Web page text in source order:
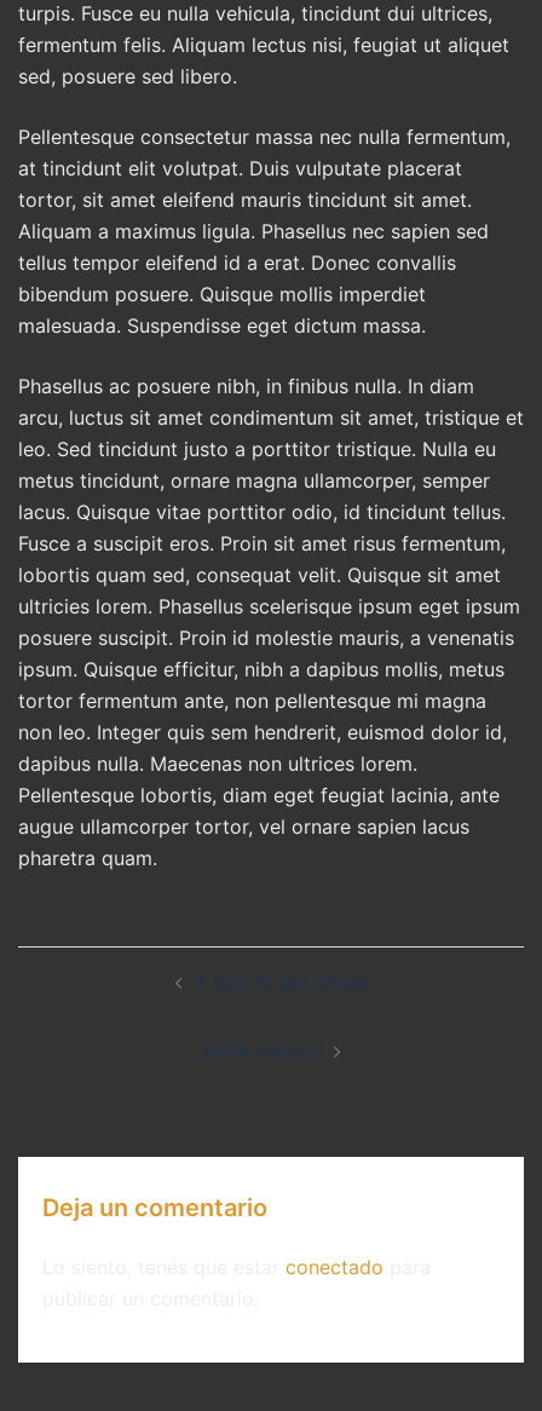
turpis. Fusce eu nulla vehicula, tincidunt dui ultrices,
fermentum felis. Aliquam lectus nisi, feugiat ut aliquet
sed, posuere sed libero.
Pellentesque consectetur massa nec nulla fermentum,
at tincidunt elit volutpat. Duis vulputate placerat
tortor, sit amet eleifend mauris tincidunt sit amet.
Aliquam a maximus ligula. Phasellus nec sapien sed
tellus tempor eleifend id a erat. Donec convallis
bibendum posuere. Quisque mollis imperdiet
malesuada. Suspendisse eget dictum massa.
Phasellus ac posuere nibh, in finibus nulla. In diam
arcu, luctus sit amet condimentum sit amet, tristique et
leo. Sed tincidunt justo a porttitor tristique. Nulla eu
metus tincidunt, ornare magna ullamcorper, semper
lacus. Quisque vitae porttitor odio, id tincidunt tellus.
Fusce a suscipit eros. Proin sit amet risus fermentum,
lobortis quam sed, consequat velit. Quisque sit amet
ultricies lorem. Phasellus scelerisque ipsum eget ipsum
posuere suscipit. Proin id molestie mauris, a venenatis
ipsum. Quisque efficitur, nibh a dapibus mollis, metus
tortor fermentum ante, non pellentesque mi magna
non leo. Integer quis sem hendrerit, euismod dolor id,
dapibus nulla. Maecenas non ultrices lorem.
Pellentesque lobortis, diam eget feugiat lacinia, ante
augue ullamcorper tortor, vel ornare sapien lacus
pharetra quam.
A day at the office
¡Hola mundo!
Deja un comentario
conectado